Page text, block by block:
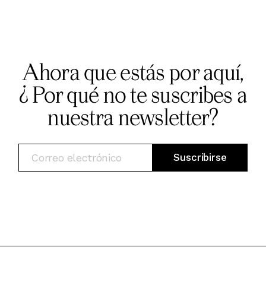
Ahora que estás por aquí,
¿ Por qué no te suscribes a
nuestra newsletter?